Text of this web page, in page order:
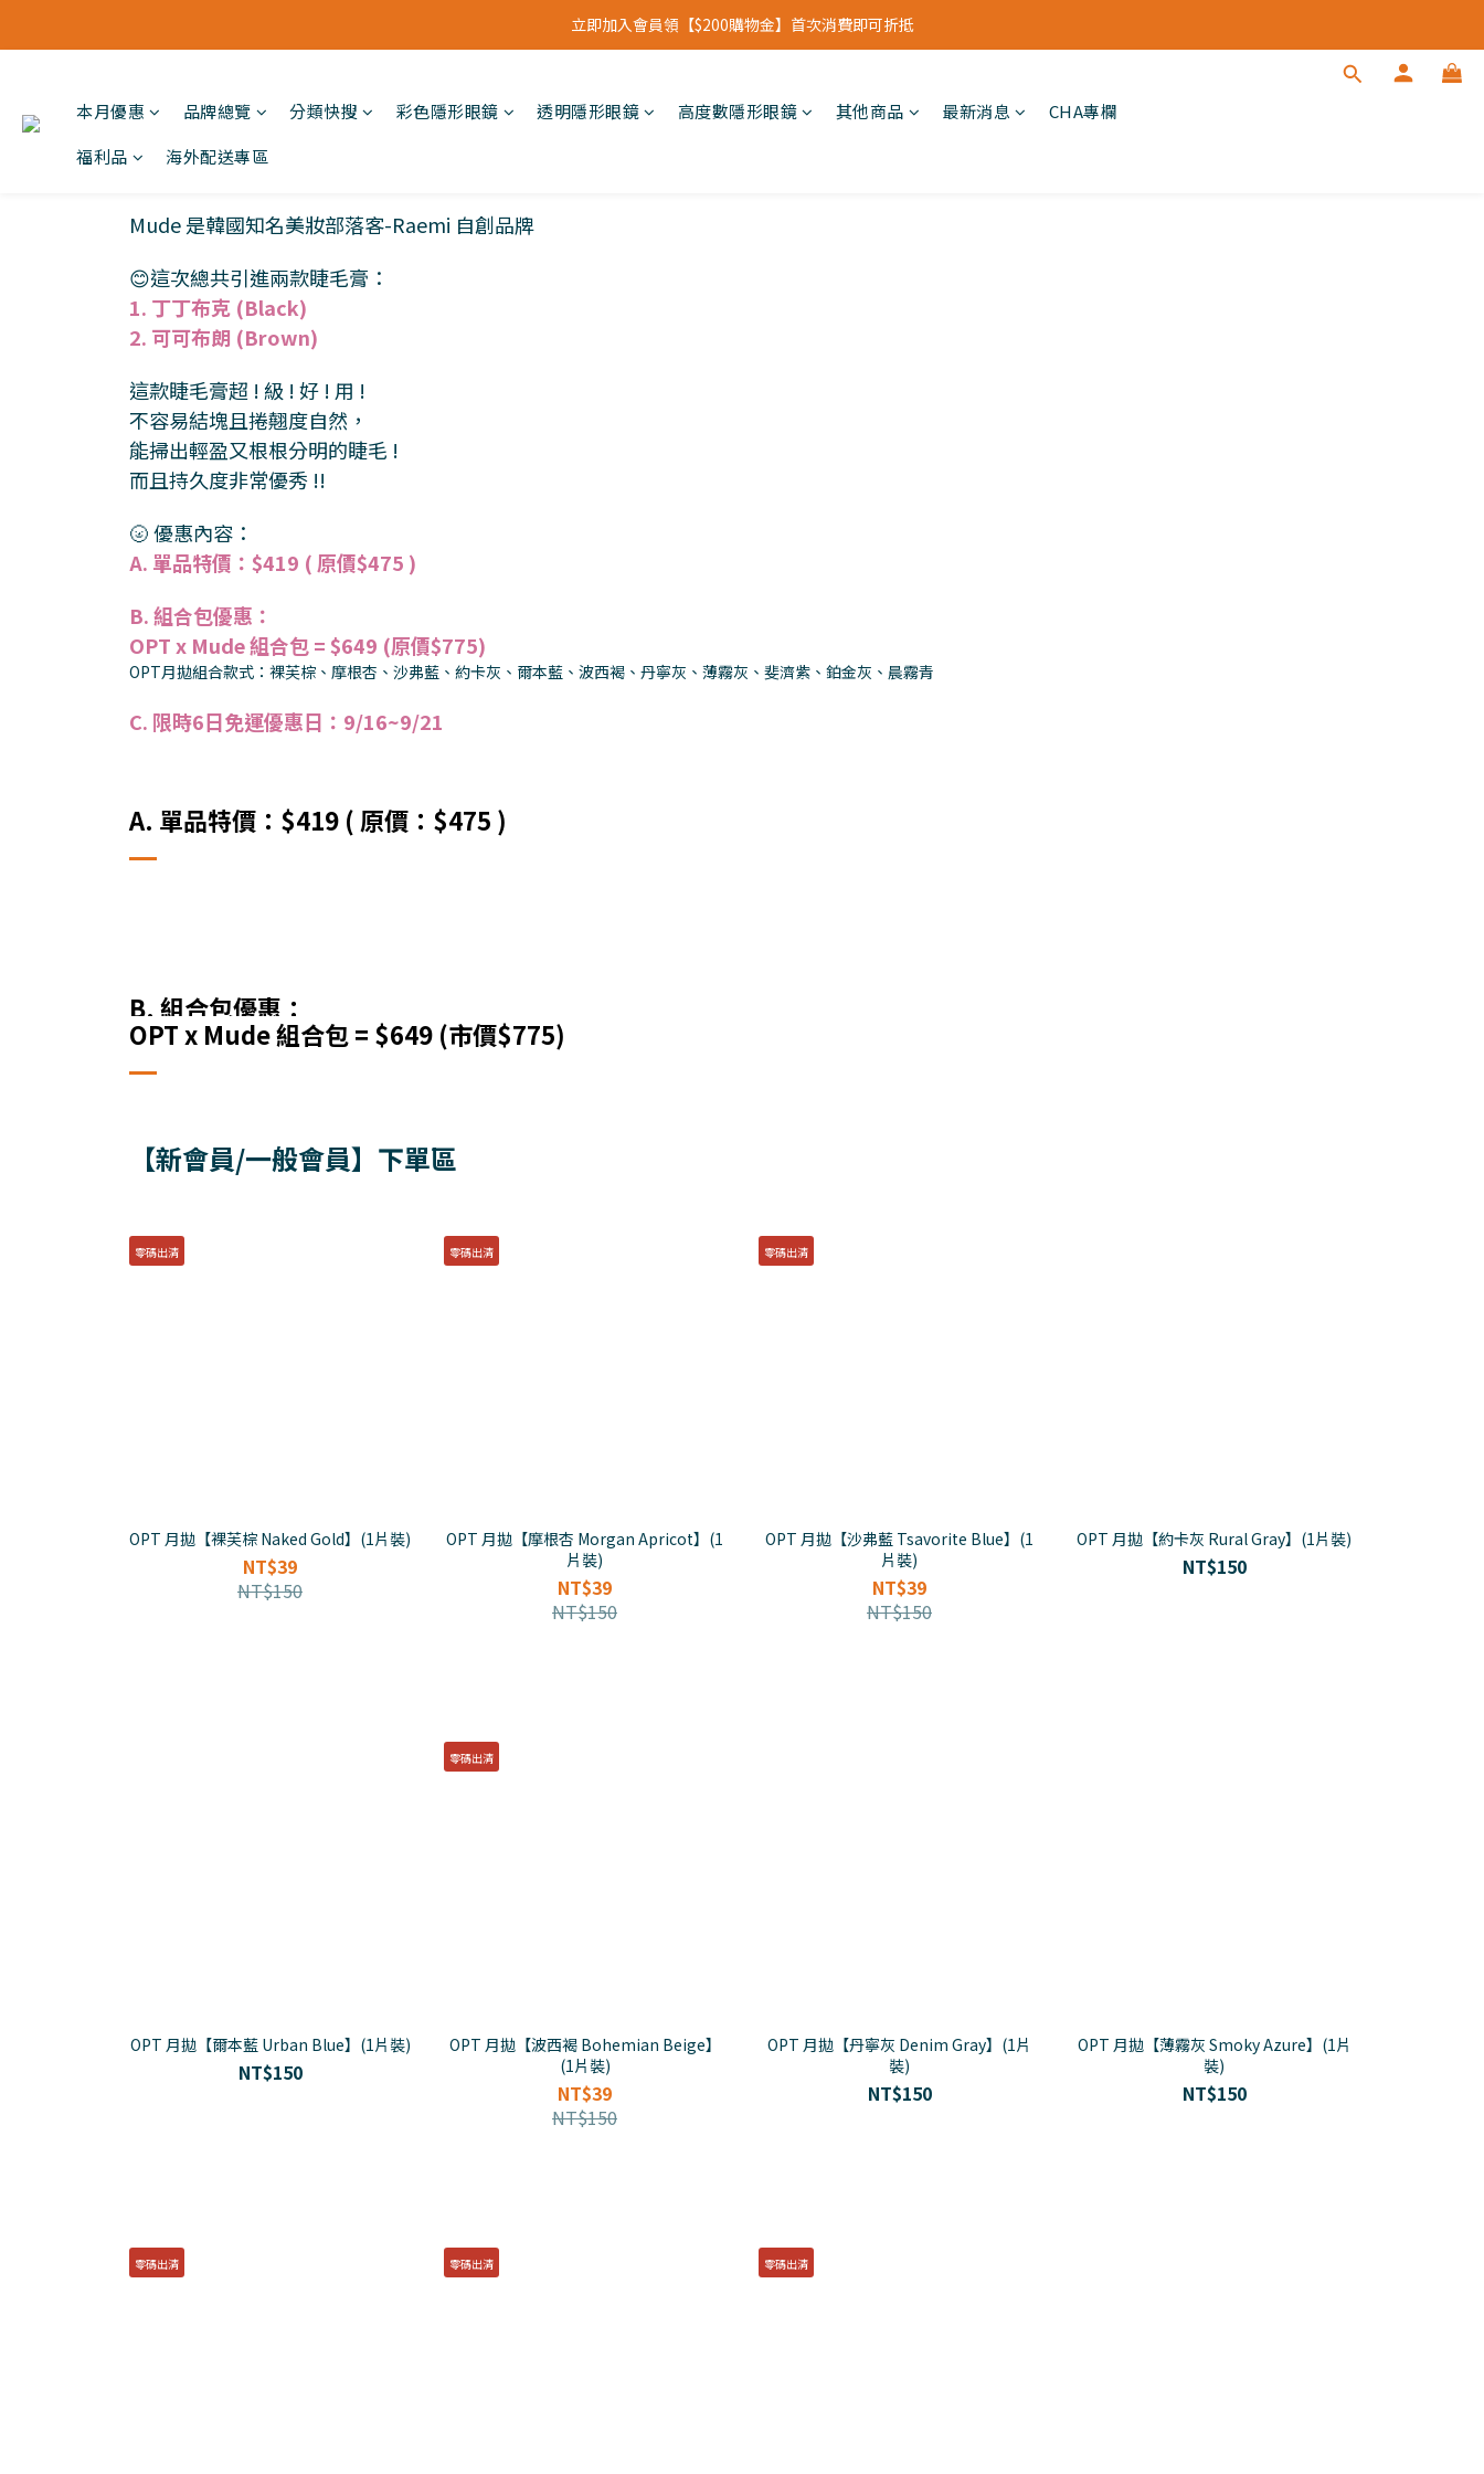
立即加入會員領【$200購物金】首次消費即可折抵
立即加入會員領【$200購物金】首次消費即可折抵
立即加入會員領【$200購物金】首次消費即可折抵
本月優惠 品牌總覽 分類快搜 彩色隱形眼鏡 透明隱形眼鏡 高度數隱形眼鏡 其他商品 最新消息
CHA專欄
福利品
海外配送專區
Mude 是韓國知名美妝部落客-Raemi 自創品牌
😊這次總共引進兩款睫毛膏：
1. 丁丁布克 (Black)
2. 可可布朗 (Brown)
這款睫毛膏超 ! 級 ! 好 ! 用 !
不容易結塊且捲翹度自然，
能掃出輕盈又根根分明的睫毛 !
而且持久度非常優秀 !!
🌝 優惠內容：
A. 單品特價：$419 ( 原價$475 )
B. 組合包優惠：
OPT x Mude 組合包 = $649 (原價$775)
OPT月拋組合款式：裸芙棕、摩根杏、沙弗藍、約卡灰、爾本藍、波西褐、丹寧灰、薄霧灰、斐濟紫、鉑金灰、晨霧青
C. 限時6日免運優惠日：9/16~9/21
A. 單品特價：$419 ( 原價：$475 )
B. 組合包優惠：
OPT x Mude 組合包 = $649 (市價$775)
【新會員/一般會員】下單區
零碼出清
OPT 月拋【裸芙棕 Naked Gold】(1片裝)
NT$39
NT$150
零碼出清
OPT 月拋【摩根杏 Morgan Apricot】(1
片裝)
NT$39
NT$150
零碼出清
OPT 月拋【沙弗藍 Tsavorite Blue】(1
片裝)
NT$39
NT$150
OPT 月拋【約卡灰 Rural Gray】(1片裝)
NT$150
OPT 月拋【爾本藍 Urban Blue】(1片裝)
NT$150
零碼出清
OPT 月拋【波西褐 Bohemian Beige】
(1片裝)
NT$39
NT$150
OPT 月拋【丹寧灰 Denim Gray】(1片
裝)
NT$150
OPT 月拋【薄霧灰 Smoky Azure】(1片
裝)
NT$150
零碼出清 零碼出清 零碼出清